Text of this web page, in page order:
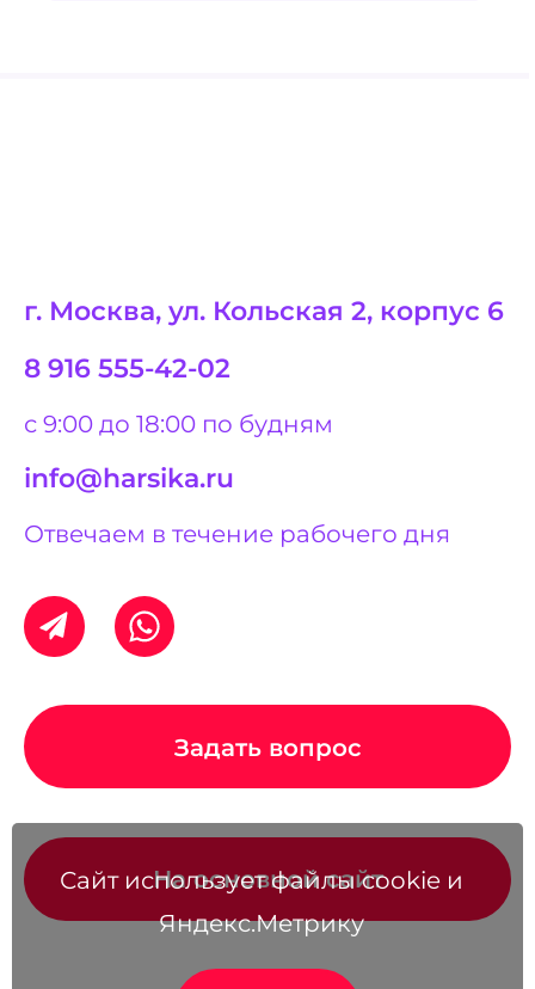
На основной сайт
Задать вопрос
г. Москва, ул. Кольская 2, корпус 6
8 916 555-42-02
с 9:00 до 18:00 по будням
info@harsika.ru
Отвечаем в течение рабочего дня
Сайт использует файлы cookie и
Яндекс.Метрику